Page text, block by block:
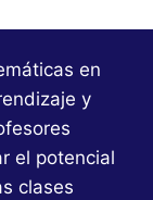
en
y
el potencial
clases